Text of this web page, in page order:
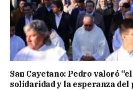
San Cayetano: Pedro valoró
solidaridad y la esperanza del